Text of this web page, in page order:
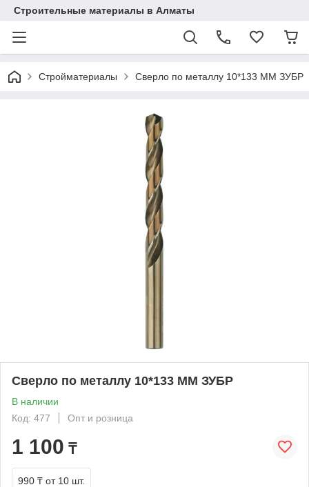
Строительные материалы в Алматы
Стройматериалы Сверло по металлу 10*133 ММ ЗУБР
Сверло по металлу 10*133 ММ ЗУБР
В наличии
Код: 477
Опт и розница
1 100 ₸
990 ₸ от 10 шт.